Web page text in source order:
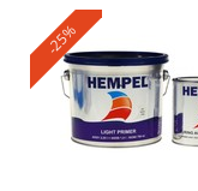
-25%